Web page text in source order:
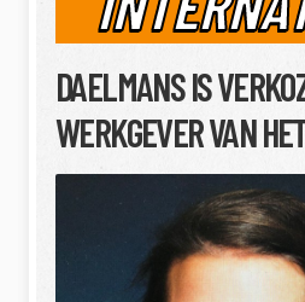
DAELMANS IS
WERKGEVER VAN